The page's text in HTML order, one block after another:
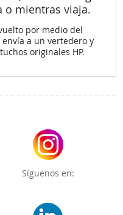
o mientras viaja.
por medio del
envía a un vertedero y
originales HP.
Síguenos en: